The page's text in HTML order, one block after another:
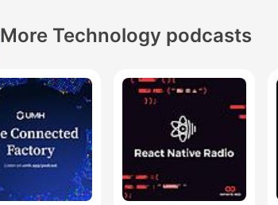
More Technology podcasts